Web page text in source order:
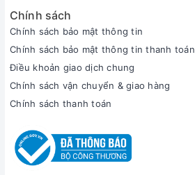
Chính sách
Chính sách bảo mật thông tin
Chính sách bảo mật thông tin thanh toán
Điều khoản giao dịch chung
Chính sách vận chuyển & giao hàng
Chính sách thanh toán